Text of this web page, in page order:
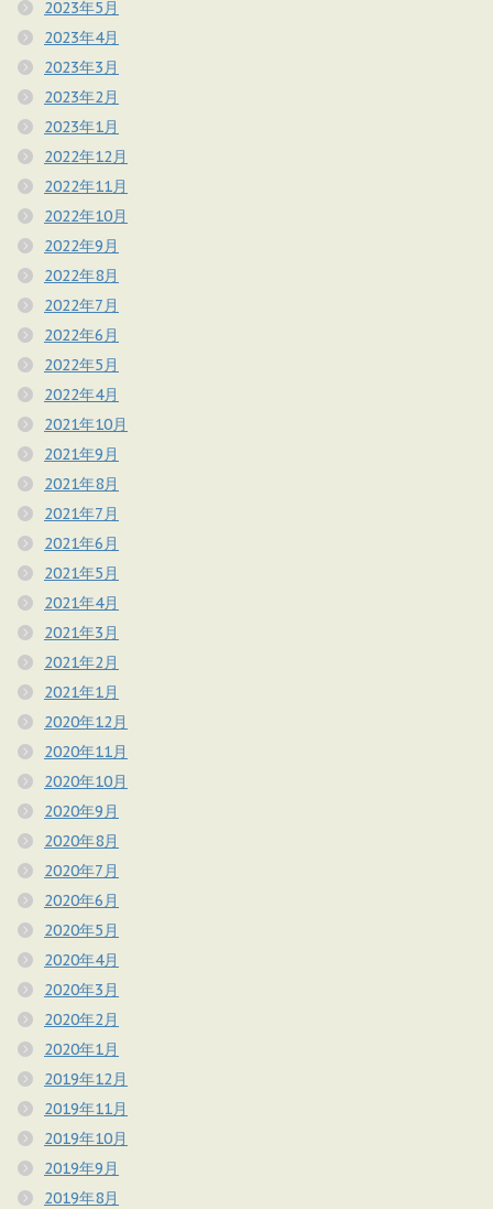
2023年5月
2023年4月
2023年3月
2023年2月
2023年1月
2022年12月
2022年11月
2022年10月
2022年9月
2022年8月
2022年7月
2022年6月
2022年5月
2022年4月
2021年10月
2021年9月
2021年8月
2021年7月
2021年6月
2021年5月
2021年4月
2021年3月
2021年2月
2021年1月
2020年12月
2020年11月
2020年10月
2020年9月
2020年8月
2020年7月
2020年6月
2020年5月
2020年4月
2020年3月
2020年2月
2020年1月
2019年12月
2019年11月
2019年10月
2019年9月
2019年8月